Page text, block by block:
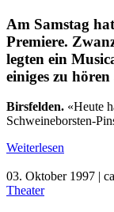
Am Samstag
Premiere.
legten ein
einiges zu
Birsfelden. «Heute
Schweineborsten-
Weiterlesen
03. Oktober 1997 |
Theater